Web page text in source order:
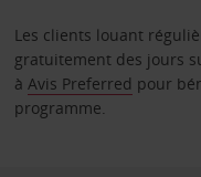
Les clients louant
gratuitement des jours
à Avis Preferred pour
programme.